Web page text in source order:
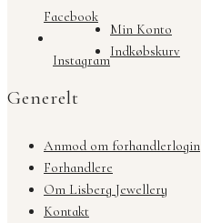
Facebook
Instagram
Min Konto
Indkøbskurv
Generelt
Anmod om forhandlerlogin
Forhandlere
Om Lisberg Jewellery
Kontakt